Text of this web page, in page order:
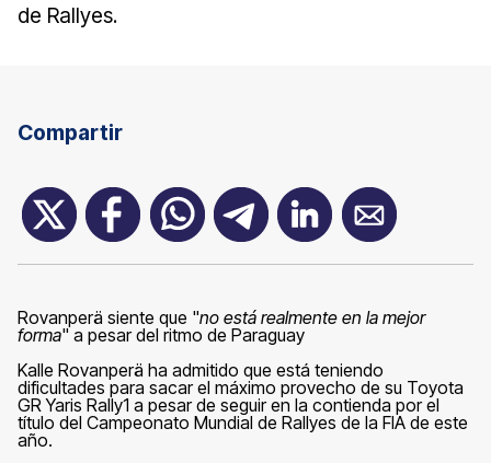
de Rallyes.
Compartir
Rovanperä siente que "no está realmente en la mejor
forma" a pesar del ritmo de Paraguay
Kalle Rovanperä ha admitido que está teniendo
dificultades para sacar el máximo provecho de su Toyota
GR Yaris Rally1 a pesar de seguir en la contienda por el
título del Campeonato Mundial de Rallyes de la FIA de este
año.